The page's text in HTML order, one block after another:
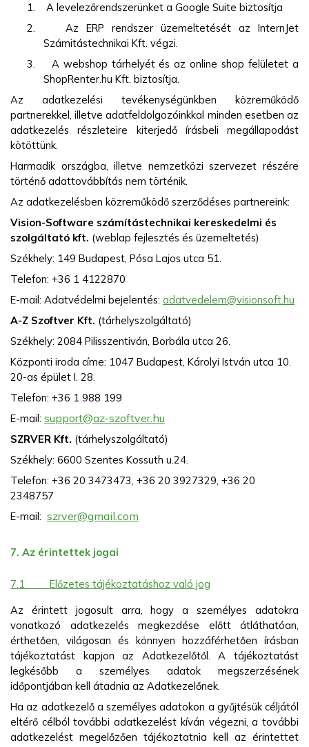
1. A levelezőrendszerünket a Google Suite biztosítja
2. Az ERP rendszer üzemeltetését az InternJet
Számitástechnikai Kft. végzi.
3. A webshop tárhelyét és az online shop felületet a
ShopRenter.hu Kft. biztosítja.
Az adatkezelési tevékenységünkben közreműködő
partnerekkel, illetve adatfeldolgozóinkkal minden esetben az
adatkezelés részleteire kiterjedő írásbeli megállapodást
kötöttünk.
Harmadik országba, illetve nemzetközi szervezet részére
történő adattovábbítás nem történik.
Az adatkezelésben közreműködő szerződéses partnereink:
Vision-Software számítástechnikai kereskedelmi és
szolgáltató kft. (weblap fejlesztés és üzemeltetés)
Székhely: 149 Budapest, Pósa Lajos utca 51.
Telefon: +36 1 4122870
E-mail: Adatvédelmi bejelentés: adatvedelem@visionsoft.hu
A-Z Szoftver Kft. (tárhelyszolgáltató)
Székhely: 2084 Pilisszentiván, Borbála utca 26.
Központi iroda címe: 1047 Budapest, Károlyi István utca 10.
20-as épület I. 28.
Telefon: +36 1 988 199
E-mail: support@az-szoftver.hu
SZRVER Kft. (tárhelyszolgáltató)
Székhely: 6600 Szentes Kossuth u.24.
Telefon: +36 20 3473473, +36 20 3927329, +36 20
2348757
E-mail: szrver@gmail.com
7. Az érintettek jogai
7.1 Előzetes tájékoztatáshoz való jog
Az érintett jogosult arra, hogy a személyes adatokra
vonatkozó adatkezelés megkezdése előtt átláthatóan,
érthetően, világosan és könnyen hozzáférhetően írásban
tájékoztatást kapjon az Adatkezelőtől. A tájékoztatást
legkésőbb a személyes adatok megszerzésének
időpontjában kell átadnia az Adatkezelőnek.
Ha az adatkezelő a személyes adatokon a gyűjtésük céljától
eltérő célból további adatkezelést kíván végezni, a további
adatkezelést megelőzően tájékoztatnia kell az érintettet